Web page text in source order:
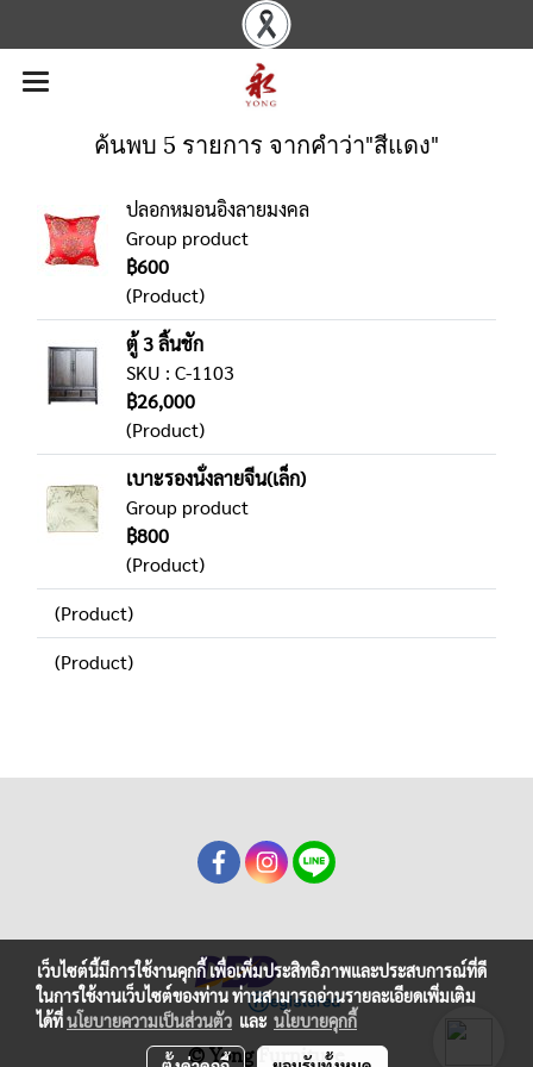
ค้นพบ 5 รายการ จากคำว่า"สีแดง"
ปลอกหมอนอิงลายมงคล
Group product
฿600
(Product)
ตู้ 3 ลิ้นชัก
SKU : C-1103
฿26,000
(Product)
เบาะรองนั่งลายจีน(เล็ก)
Group product
฿800
(Product)
(Product)
(Product)
© Yong Furniture
เว็บไซต์นี้มีการใช้งานคุกกี้ เพื่อเพิ่มประสิทธิภาพและประสบการณ์ที่ดี
ในการใช้งานเว็บไซต์ของท่าน ท่านสามารถอ่านรายละเอียดเพิ่มเติม
ได้ที่นโยบายความเป็นส่วนตัว และ นโยบายคุกกี้